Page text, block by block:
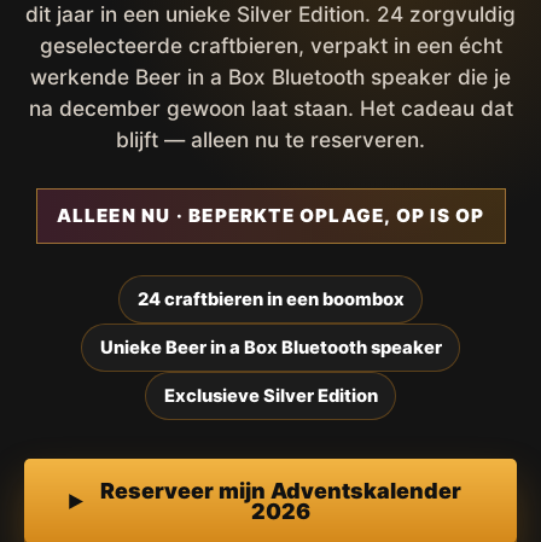
dit jaar in een unieke Silver Edition. 24 zorgvuldig
geselecteerde craftbieren, verpakt in een écht
werkende Beer in a Box Bluetooth speaker die je
na december gewoon laat staan. Het cadeau dat
blijft — alleen nu te reserveren.
ALLEEN NU · BEPERKTE OPLAGE, OP IS OP
24 craftbieren in een boombox
Unieke Beer in a Box Bluetooth speaker
Exclusieve Silver Edition
Reserveer mijn Adventskalender
2026